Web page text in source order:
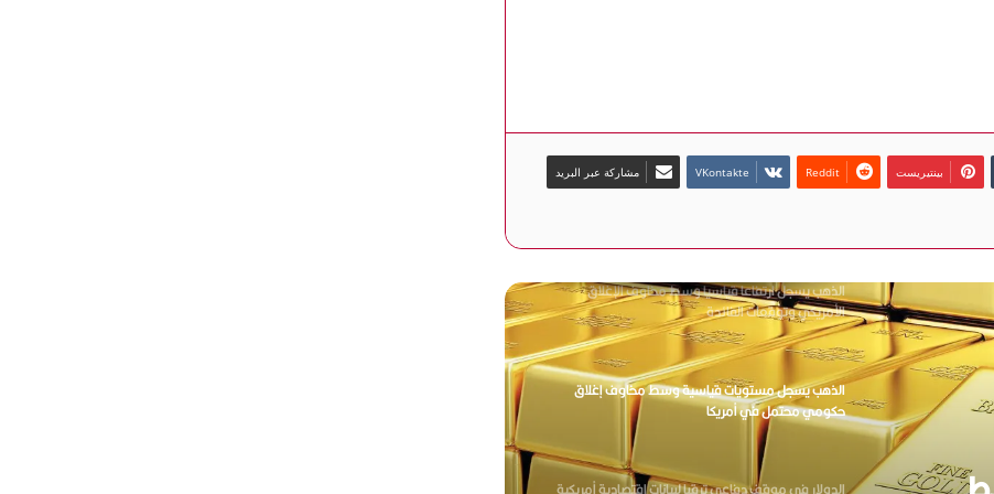
بينتيريست مشاركة عبر البريد
الذهب يسجل ارتفاعا قياسيا وسط مخاوف الإغلاق
الذهب يسجل مستويات قياسية وسط مخاوف إغلاق
حكومي محتمل في أمريكا
الدولار في موقف دفاعي ترقبا لبيانات اقتصادية أمريكية
رئيس “الضرائب” تصدر قرارا بشأن المرحلة الفرعية الأولى
من “الرئيسية التاسعة” لمنظومة الإيصال الإلكتروني